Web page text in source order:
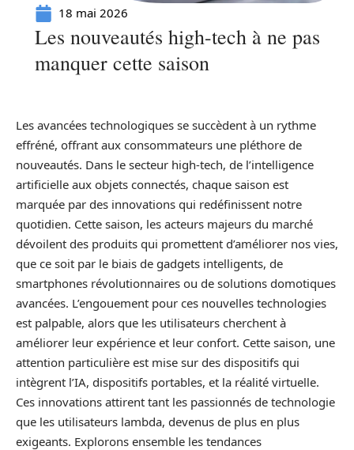
18 mai 2026
Les nouveautés high-tech à ne pas
manquer cette saison
Les avancées technologiques se succèdent à un rythme
effréné, offrant aux consommateurs une pléthore de
nouveautés. Dans le secteur high-tech, de l’intelligence
artificielle aux objets connectés, chaque saison est
marquée par des innovations qui redéfinissent notre
quotidien. Cette saison, les acteurs majeurs du marché
dévoilent des produits qui promettent d’améliorer nos vies,
que ce soit par le biais de gadgets intelligents, de
smartphones révolutionnaires ou de solutions domotiques
avancées. L’engouement pour ces nouvelles technologies
est palpable, alors que les utilisateurs cherchent à
améliorer leur expérience et leur confort. Cette saison, une
attention particulière est mise sur des dispositifs qui
intègrent l’IA, dispositifs portables, et la réalité virtuelle.
Ces innovations attirent tant les passionnés de technologie
que les utilisateurs lambda, devenus de plus en plus
exigeants. Explorons ensemble les tendances